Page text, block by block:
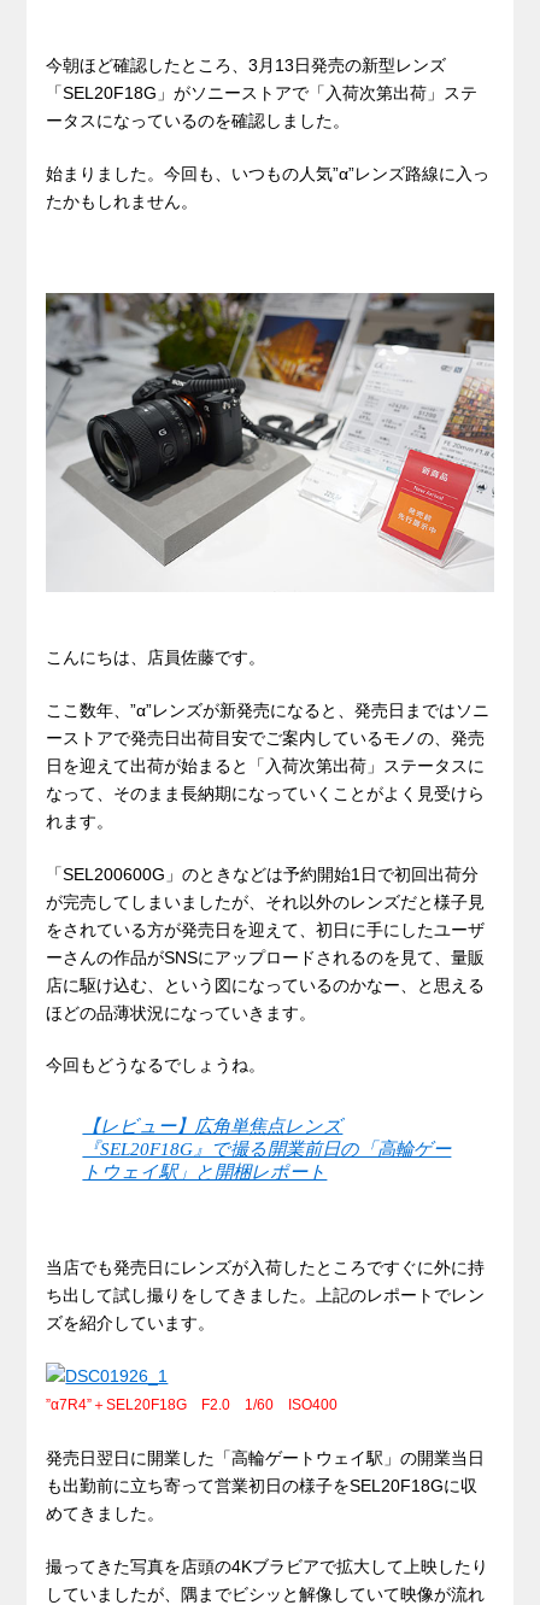
今朝ほど確認したところ、3月13日発売の新型レンズ
「SEL20F18G」がソニーストアで「入荷次第出荷」ステ
ータスになっているのを確認しました。
始まりました。今回も、いつもの人気”α”レンズ路線に入っ
たかもしれません。
こんにちは、店員佐藤です。
ここ数年、”α”レンズが新発売になると、発売日まではソニ
ーストアで発売日出荷目安でご案内しているモノの、発売
日を迎えて出荷が始まると「入荷次第出荷」ステータスに
なって、そのまま長納期になっていくことがよく見受けら
れます。
「SEL200600G」のときなどは予約開始1日で初回出荷分
が完売してしまいましたが、それ以外のレンズだと様子見
をされている方が発売日を迎えて、初日に手にしたユーザ
ーさんの作品がSNSにアップロードされるのを見て、量販
店に駆け込む、という図になっているのかなー、と思える
ほどの品薄状況になっていきます。
今回もどうなるでしょうね。
【レビュー】広角単焦点レンズ
『SEL20F18G』で撮る開業前日の「高輪ゲー
トウェイ駅」と開梱レポート
当店でも発売日にレンズが入荷したところですぐに外に持
ち出して試し撮りをしてきました。上記のレポートでレン
ズを紹介しています。
”α7R4”＋SEL20F18G F2.0 1/60 ISO400
発売日翌日に開業した「高輪ゲートウェイ駅」の開業当日
も出勤前に立ち寄って営業初日の様子をSEL20F18Gに収
めてきました。
撮ってきた写真を店頭の4Kブラビアで拡大して上映したり
していましたが、隅までビシッと解像していて映像が流れ